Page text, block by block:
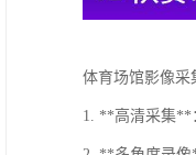
体育场馆影像采
1. **高清采集**